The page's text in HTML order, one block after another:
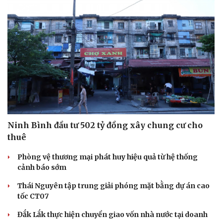
Ninh Bình đầu tư 502 tỷ đồng xây chung cư cho
thuê
Phòng vệ thương mại phát huy hiệu quả từ hệ thống
cảnh báo sớm
Thái Nguyên tập trung giải phóng mặt bằng dự án cao
tốc CT07
Đắk Lắk thực hiện chuyển giao vốn nhà nước tại doanh